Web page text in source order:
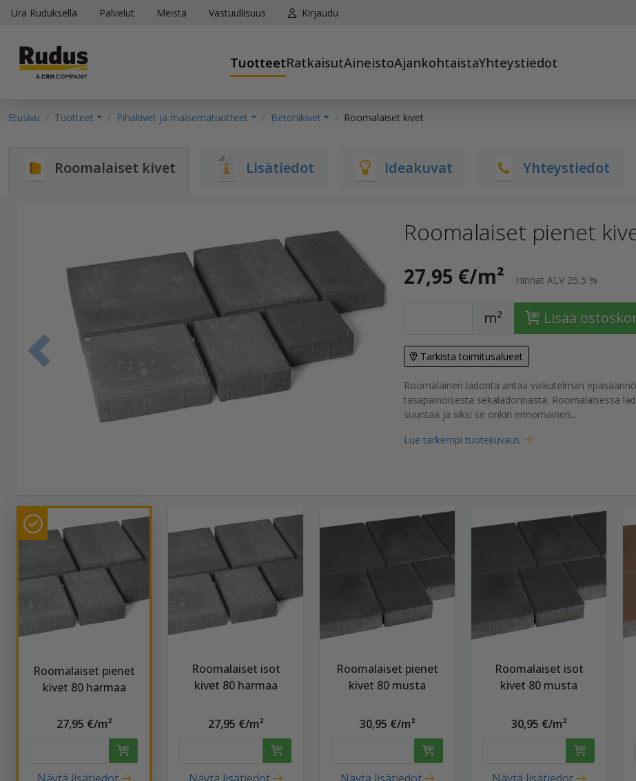
Ura Ruduksella Palvelut Meistä Vastuullisuus Kirjaudu
TuotteetRatkaisutAineistoAjankohtaistaYhteystiedot
Etusivu Tuotteet Pihakivet ja maisematuotteet Betonikivet Roomalaiset kivet
Roomalaiset kivet Lisätiedot Ideakuvat Yhteystiedot
Edellinen tuote
Roomalaiset pienet
27,95 €/m² Hinnat ALV 25,5 %
m² Lisää
Tarkista toimitusalueet
Roomalainen ladonta antaa vaikutelman
tasapainoisesta sekaladonnasta. Roomalaisessa
suuntaa ja siksi se onkin erinomainen...
Lue tarkempi tuotekuvaus
Roomalaiset pienet
kivet 80 harmaa
27,95 €/m²
Roomalaiset isot
kivet 80 harmaa
27,95 €/m²
Roomalaiset pienet
kivet 80 musta
30,95 €/m²
Roomalaiset isot
kivet 80 musta
30,95 €/m²